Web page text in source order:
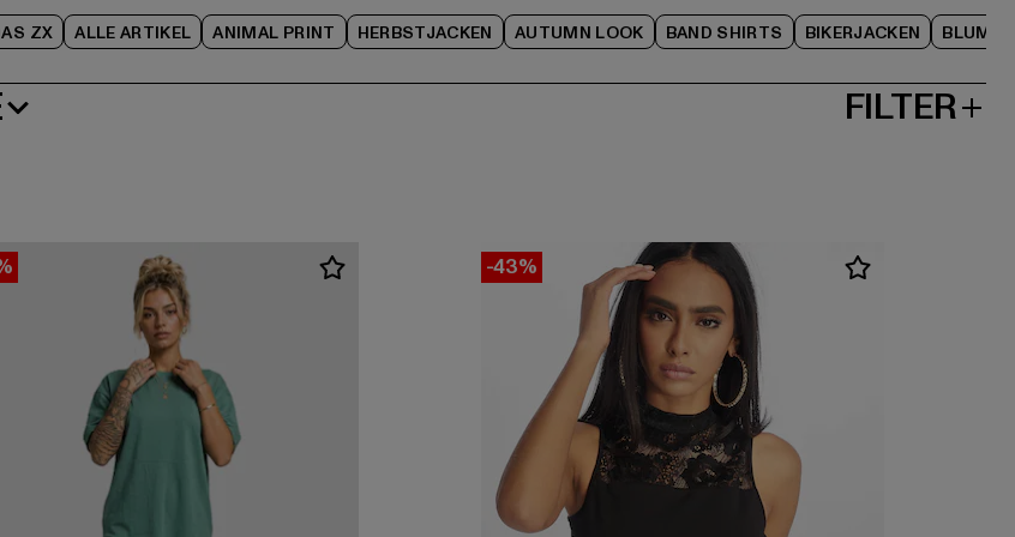
ZX ALLE ARTIKEL ANIMAL PRINT HERBSTJACKEN AUTUMN LOOK BAND SHIRTS BIKERJACKEN
FILTER
-43%